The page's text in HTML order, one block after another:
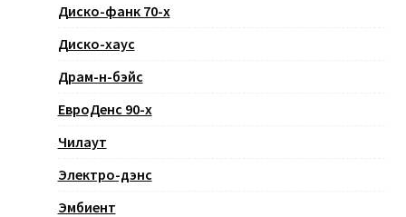
Диско-фанк 70-х
Диско-хаус
Драм-н-бэйс
ЕвроДенс 90-х
Чилаут
Электро-дэнс
Эмбиент